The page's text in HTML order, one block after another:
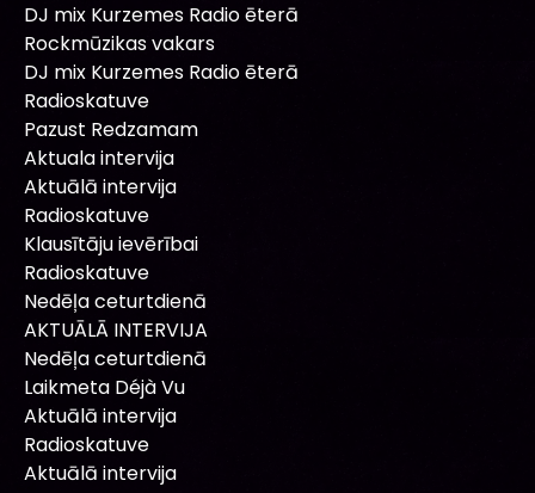
DJ mix Kurzemes Radio ēterā
Rockmūzikas vakars
DJ mix Kurzemes Radio ēterā
Radioskatuve
Pazust Redzamam
Aktuala intervija
Aktuālā intervija
Radioskatuve
Klausītāju ievērībai
Radioskatuve
Nedēļa ceturtdienā
AKTUĀLĀ INTERVIJA
Nedēļa ceturtdienā
Laikmeta Déjà Vu
Aktuālā intervija
Radioskatuve
Aktuālā intervija